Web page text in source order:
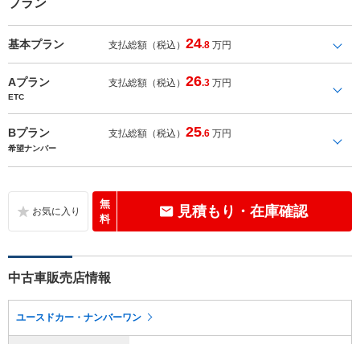
基本プラン 支払総額（税込）24.8 万円
Aプラン 支払総額（税込）26.3 万円
ETC
Bプラン 支払総額（税込）25.6 万円
希望ナンバー
無
料
見積もり・在庫確認
中古車販売店情報
ユースドカー・ナンバーワン